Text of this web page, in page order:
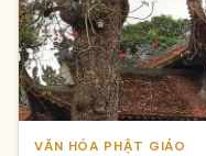
VĂN HÓA PHẬT GIÁO